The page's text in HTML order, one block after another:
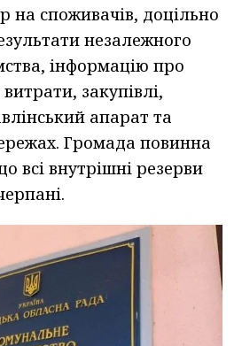
на споживачів, доцільно
незалежного
інформацію про
закупівлі,
апарат та
Громада повинна
всі внутрішні резерви